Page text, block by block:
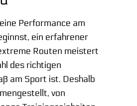
Performance am
ein erfahrener
Routen meistert
des richtigen
am Sport ist. Deshalb
von